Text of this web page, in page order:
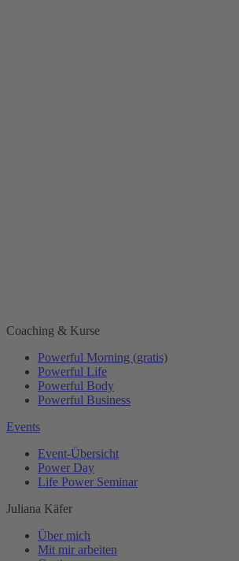
Coaching & Kurse
Powerful Morning (gratis)
Powerful Life
Powerful Body
Powerful Business
Events
Event-Übersicht
Power Day
Life Power Seminar
Juliana Käfer
Über mich
Mit mir arbeiten